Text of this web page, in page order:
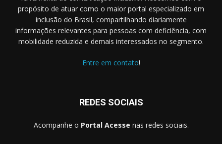
propósito de atuar como o maior portal especializado em
inclusão do Brasil, compartilhando diariamente
informações relevantes para pessoas com deficiência, com
mobilidade reduzida e demais interessados no segmento.
Entre em contato!
REDES SOCIAIS
Acompanhe o Portal Acesse nas redes sociais.